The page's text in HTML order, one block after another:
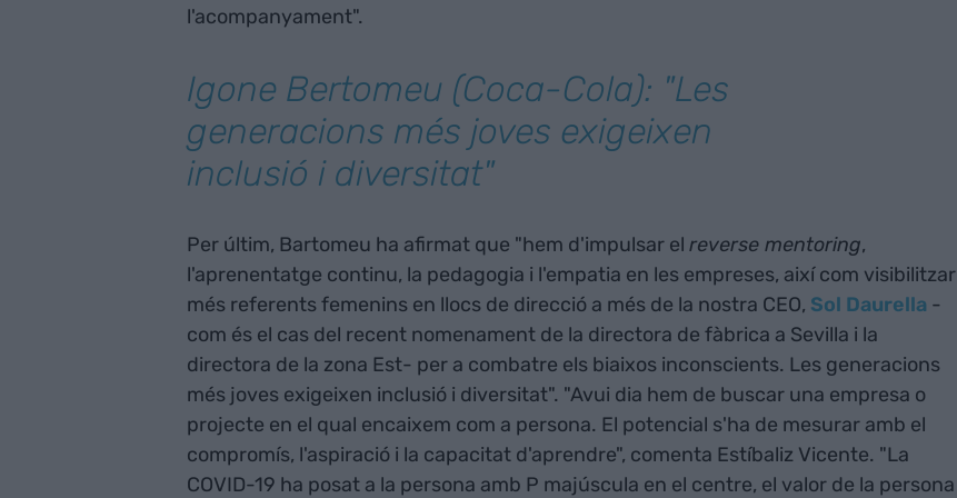
l'acompanyament".
Igone Bertomeu (Coca-Cola): "Les
generacions més joves exigeixen
inclusió i diversitat"
Per últim, Bartomeu ha afirmat que "hem d'impulsar el reverse mentoring,
l'aprenentatge continu, la pedagogia i l'empatia en les empreses, així com visibilitzar
més referents femenins en llocs de direcció a més de la nostra CEO, Sol Daurella -
com és el cas del recent nomenament de la directora de fàbrica a Sevilla i la
directora de la zona Est- per a combatre els biaixos inconscients. Les generacions
més joves exigeixen inclusió i diversitat". "Avui dia hem de buscar una empresa o
projecte en el qual encaixem com a persona. El potencial s'ha de mesurar amb el
compromís, l'aspiració i la capacitat d'aprendre", comenta Estíbaliz Vicente. "La
COVID-19 ha posat a la persona amb P majúscula en el centre, el valor de la persona